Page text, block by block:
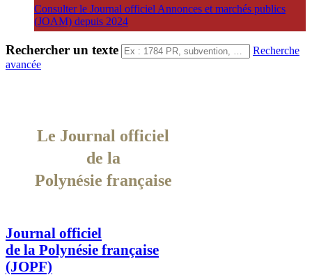
Consulter le Journal officiel Annonces et marchés publics
(JOAM) depuis 2024
Rechercher un texte
Recherche
avancée
Le Journal officiel
de la
Polynésie française
Journal officiel
de la Polynésie française
(JOPF)